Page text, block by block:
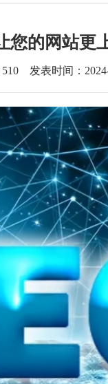
您的网站更
510 发表时间：